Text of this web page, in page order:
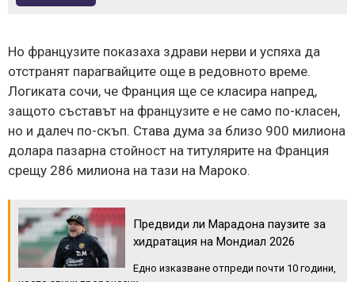
Но французите показаха здрави нерви и успяха да
отстранят парагвайците още в редовното време.
Логиката сочи, че Франция ще се класира напред,
защото съставът на французите е не само по-класен,
но и далеч по-скъп. Става дума за близо 900 милиона
долара пазарна стойност на титулярите на Франция
срещу 286 милиона на тази на Мароко.
Предвиди ли Марадона паузите за
хидратация на Мондиал 2026
Едно изказване отпреди почти 10 години,